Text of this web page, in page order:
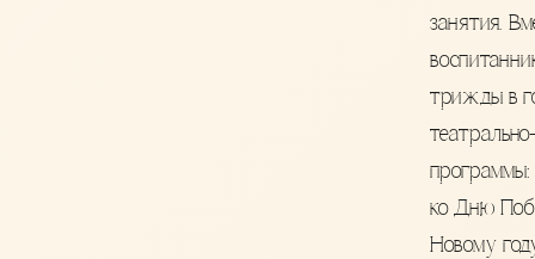
занятия.
трижды в
ко Дню
Новому